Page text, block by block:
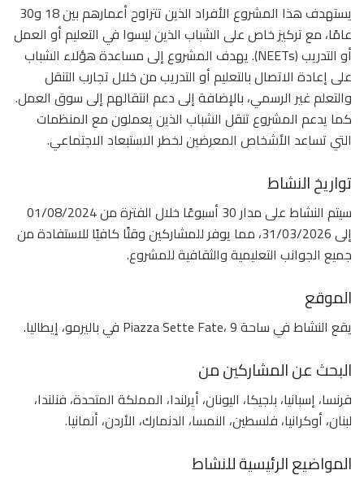
يستهدف هذا المشروع الأفراد الذين تتراوح أعمارهم بين 18 و30
عامًا، مع تركيز خاص على الشباب الذين ليسوا في التعليم أو العمل
أو التدريب (NEETs). يهدف المشروع إلى مساعدة هؤلاء الشباب
على إعادة الاتصال بالتعليم أو التدريب من خلال تجارب التنقل
والتعلم غير الرسمي، بالإضافة إلى دعم انتقالهم إلى سوق العمل.
كما يدعم المشروع تنقل الشباب الذين يعملون مع المنظمات
التي تساعد الأشخاص المعرضين لخطر الاستبعاد الاجتماعي.
تواريخ النشاط
سيتم النشاط على مدار 30 أسبوعًا خلال الفترة من 01/08/2024
إلى 31/03/2026، مما يوفر للمشاركين وقتًا كافيًا للاستفادة من
جميع الجوانب التعليمية والثقافية للمشروع.
الموقع
يقع النشاط في ساحة Piazza Sette Fate، 9 في باليرمو، إيطاليا.
البحث عن المشاركين من
فرنسا، إسبانيا، بلجيكا، اليونان، أيرلندا، المملكة المتحدة، فنلندا،
لبنان، أوكرانيا، فلسطين، النمسا، الدنمارك، الأردن، ألمانيا.
المواضيع الرئيسية للنشاط